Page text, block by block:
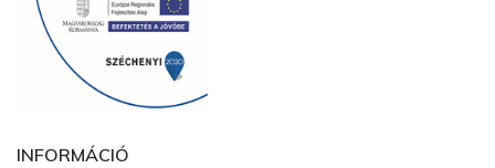
INFORMÁCIÓ